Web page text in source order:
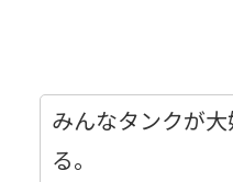
みんなタンクが
る。